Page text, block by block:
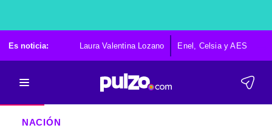
Es noticia: Laura Valentina Lozano Enel, Celsia y AES
NACIÓN